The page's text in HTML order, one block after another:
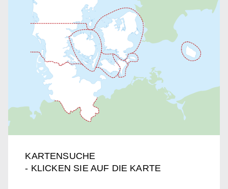
KARTENSUCHE
- KLICKEN SIE AUF DIE KARTE